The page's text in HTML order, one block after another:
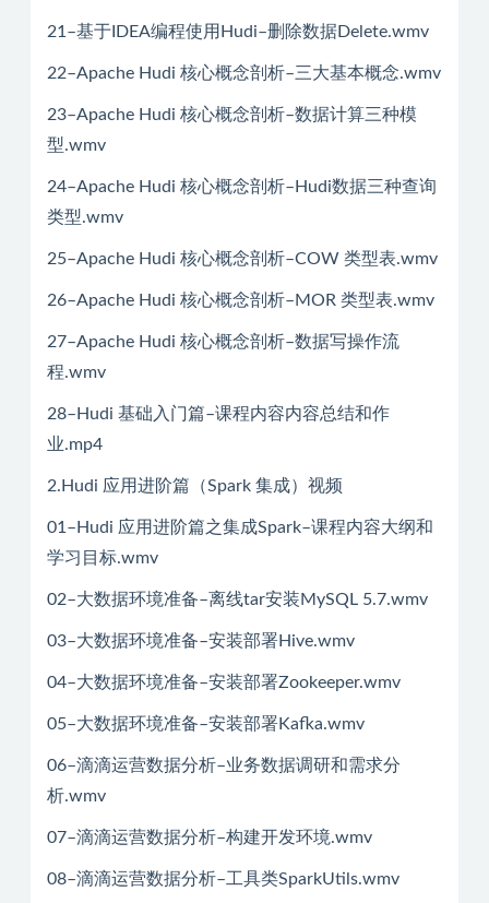
21–基于IDEA编程使用Hudi–删除数据Delete.wmv
22–Apache Hudi 核心概念剖析–三大基本概念.wmv
23–Apache Hudi 核心概念剖析–数据计算三种模
型.wmv
24–Apache Hudi 核心概念剖析–Hudi数据三种查询
类型.wmv
25–Apache Hudi 核心概念剖析–COW 类型表.wmv
26–Apache Hudi 核心概念剖析–MOR 类型表.wmv
27–Apache Hudi 核心概念剖析–数据写操作流
程.wmv
28–Hudi 基础入门篇–课程内容内容总结和作
业.mp4
2.Hudi 应用进阶篇（Spark 集成）视频
01–Hudi 应用进阶篇之集成Spark–课程内容大纲和
学习目标.wmv
02–大数据环境准备–离线tar安装MySQL 5.7.wmv
03–大数据环境准备–安装部署Hive.wmv
04–大数据环境准备–安装部署Zookeeper.wmv
05–大数据环境准备–安装部署Kafka.wmv
06–滴滴运营数据分析–业务数据调研和需求分
析.wmv
07–滴滴运营数据分析–构建开发环境.wmv
08–滴滴运营数据分析–工具类SparkUtils.wmv